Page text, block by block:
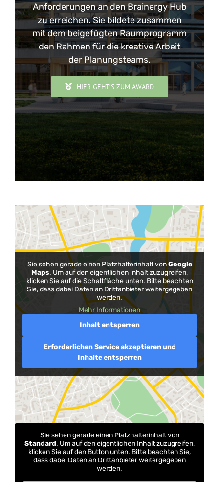
Anforderungen an den Brainergy Hub
zu erreichen. Sie bildete zusammen
mit dem beigefügten Raumprogramm
den Rahmen für die kreative Arbeit
der Planungsteams.
HIER GEHT’S ZUM AWARD
Sie sehen gerade einen Platzhalterinhalt vonGoogle
Maps. Um auf den eigentlichen Inhalt zuzugreifen,
klicken Sie auf die Schaltfläche unten. Bitte beachten
Sie, dass dabei Daten an Drittanbieter weitergegeben
werden.
Mehr Informationen
Inhalt entsperren
Erforderlichen Service akzeptieren und
Inhalte entsperren
Sie sehen gerade einen Platzhalterinhalt von
Standard. Um auf den eigentlichen Inhalt zuzugreifen,
klicken Sie auf den Button unten. Bitte beachten Sie,
dass dabei Daten an Drittanbieter weitergegeben
werden.